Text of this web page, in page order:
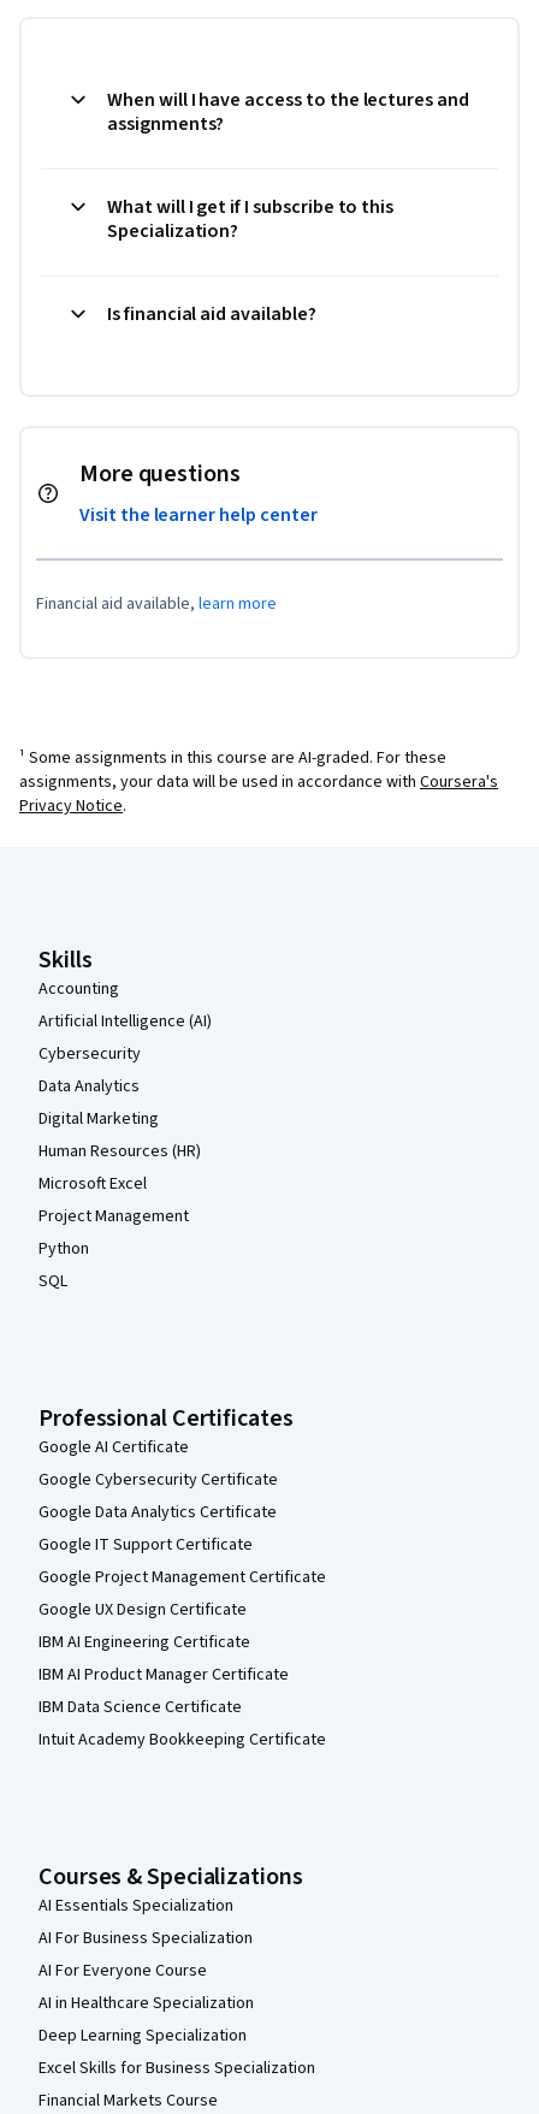
When will I have access to the lectures and
assignments?
What will I get if I subscribe to this
Specialization?
Is financial aid available?
More questions
Visit the learner help center
Financial aid available, learn more
¹ Some assignments in this course are AI-graded. For these
assignments, your data will be used in accordance with Coursera's
Privacy Notice.
Skills
Accounting
Artificial Intelligence (AI)
Cybersecurity
Data Analytics
Digital Marketing
Human Resources (HR)
Microsoft Excel
Project Management
Python
SQL
Professional Certificates
Google AI Certificate
Google Cybersecurity Certificate
Google Data Analytics Certificate
Google IT Support Certificate
Google Project Management Certificate
Google UX Design Certificate
IBM AI Engineering Certificate
IBM AI Product Manager Certificate
IBM Data Science Certificate
Intuit Academy Bookkeeping Certificate
Courses & Specializations
AI Essentials Specialization
AI For Business Specialization
AI For Everyone Course
AI in Healthcare Specialization
Deep Learning Specialization
Excel Skills for Business Specialization
Financial Markets Course